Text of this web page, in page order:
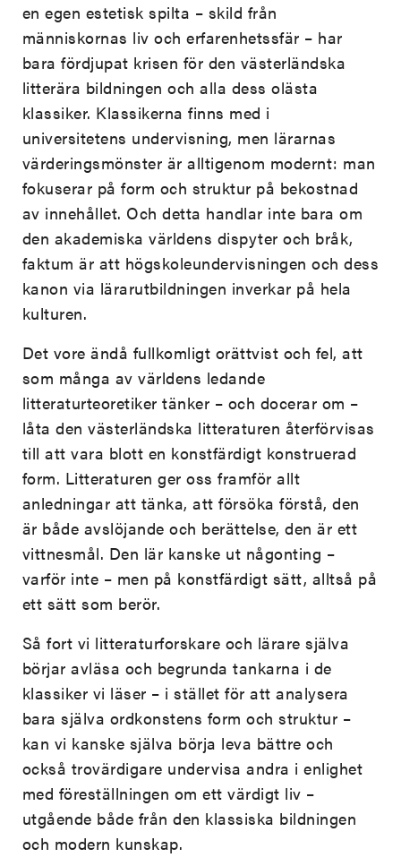
en egen estetisk spilta – skild från
människornas liv och erfarenhetssfär – har
bara fördjupat krisen för den västerländska
litterära bildningen och alla dess olästa
klassiker. Klassikerna finns med i
universitetens undervisning, men lärarnas
värderingsmönster är alltigenom modernt: man
fokuserar på form och struktur på bekostnad
av innehållet. Och detta handlar inte bara om
den akademiska världens dispyter och bråk,
faktum är att högskoleundervisningen och dess
kanon via lärarutbildningen inverkar på hela
kulturen.
Det vore ändå fullkomligt orättvist och fel, att
som många av världens ledande
litteraturteoretiker tänker – och docerar om –
låta den västerländska litteraturen återförvisas
till att vara blott en konstfärdigt konstruerad
form. Litteraturen ger oss framför allt
anledningar att tänka, att försöka förstå, den
är både avslöjande och berättelse, den är ett
vittnesmål. Den lär kanske ut någonting –
varför inte – men på konstfärdigt sätt, alltså på
ett sätt som berör.
Så fort vi litteraturforskare och lärare själva
börjar avläsa och begrunda tankarna i de
klassiker vi läser – i stället för att analysera
bara själva ordkonstens form och struktur –
kan vi kanske själva börja leva bättre och
också trovärdigare undervisa andra i enlighet
med föreställningen om ett värdigt liv –
utgående både från den klassiska bildningen
och modern kunskap.